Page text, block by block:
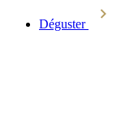
Déguster